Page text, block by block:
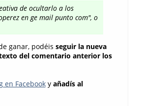
de ocultarlo a los
en ge mail punto com", o
ganar, podéis seguir la nueva
del comentario anterior los
en Facebooky añadís al